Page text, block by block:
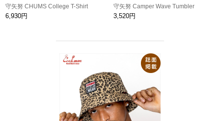
守矢努 CHUMS College T-Shirt
6,930円
守矢努 Camper Wave Tumbler
3,520円